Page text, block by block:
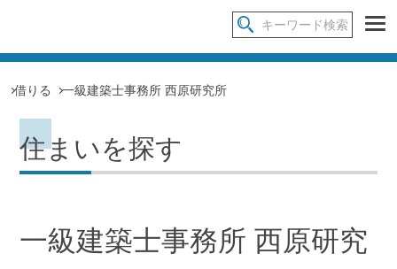
借りる 一級建築士事務所 西原研究所
住まいを探す
一級建築士事務所 西原研究